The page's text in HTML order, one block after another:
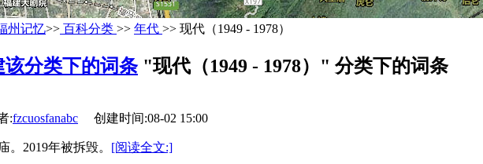
州记忆>> 百科分类 >> 年代 >> 现代（1949 - 1978）
该分类下的词条 "现代（1949 - 1978）" 分类下的词条
:fzcuosfanabc 创建时间:08-02 15:00
。2019年被拆毁。 [阅读全文:]